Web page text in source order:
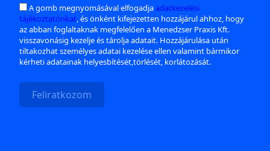
A gomb megnyomásával elfogadjaadatkezelési
tájékoztatónkat, és önként kifejezetten hozzájárul ahhoz, hogy
az abban foglaltaknak megfelelően a Menedzser Praxis Kft.
visszavonásig kezelje és tárolja adatait. Hozzájárulása után
tiltakozhat személyes adatai kezelése ellen valamint bármikor
kérheti adatainak helyesbítését,törlését, korlátozását.
Feliratkozom